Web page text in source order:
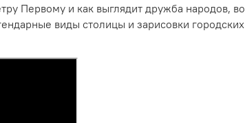
Первому и как выглядит дружба народов,
виды столицы и зарисовки